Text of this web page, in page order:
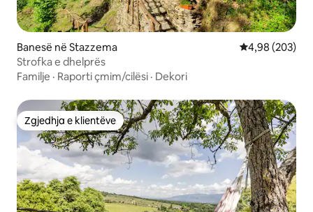
Banesë në Stazzema Vlerësimi
4,98 (203)
Strofka e dhelprës
Familje · Raporti çmim/cilësi · Dekori
Zgjedhja e klientëve
Zgjedhja e klientëve